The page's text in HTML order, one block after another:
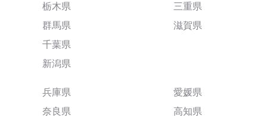
栃木県
群馬県
千葉県
新潟県
三重県
滋賀県
兵庫県
奈良県
愛媛県
高知県